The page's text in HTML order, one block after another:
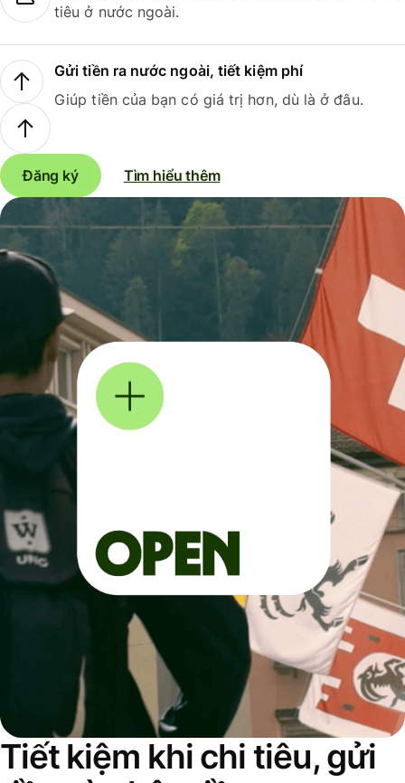
tiêu ở nước ngoài.
Gửi tiền ra nước ngoài, tiết kiệm phí
Giúp tiền của bạn có giá trị hơn, dù là ở đâu.
Đăng ký Tìm hiểu thêm
Tiết kiệm khi chi tiêu, gửi